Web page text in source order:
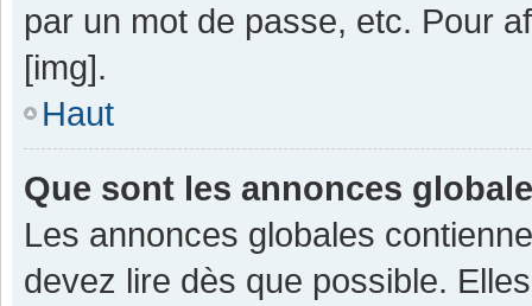
par un mot de passe, etc. Pour
[img].
Haut
Que sont les annonces
Les annonces globales
devez lire dès que possible.